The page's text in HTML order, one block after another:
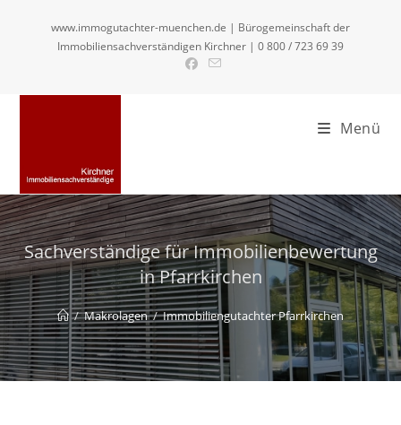
www.immogutachter-muenchen.de | Bürogemeinschaft der
Immobiliensachverständigen Kirchner | 0 800 / 723 69 39
Menü
Sachverständige für Immobilienbewertung
in Pfarrkirchen
/ Makrolagen / Immobiliengutachter Pfarrkirchen